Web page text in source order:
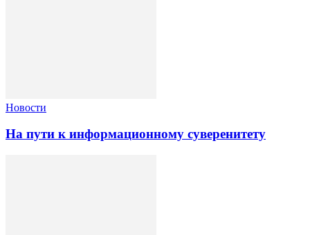
Новости
На пути к информационному суверенитету